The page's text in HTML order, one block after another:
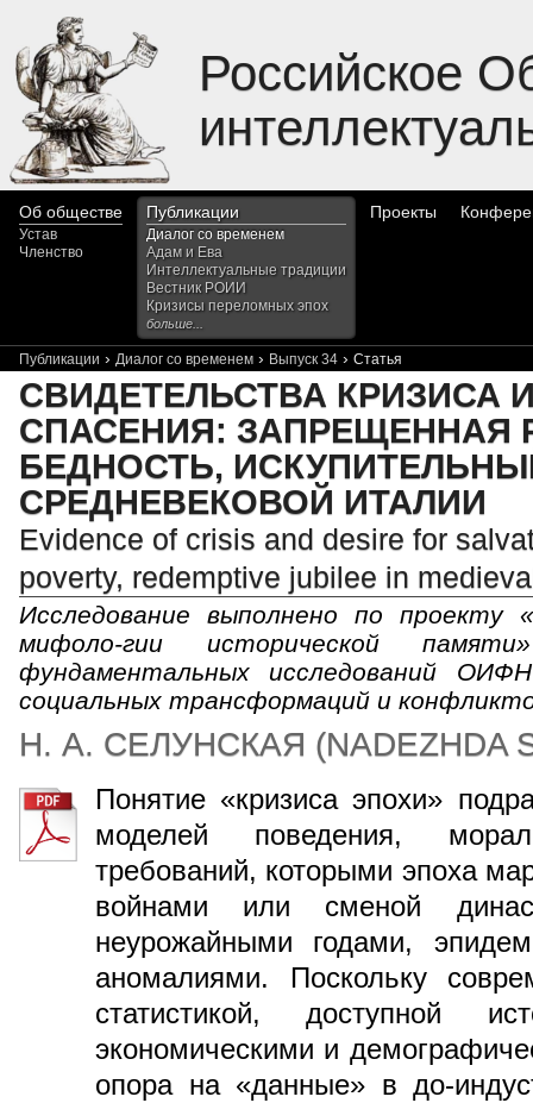
Российское
Об обществе
Устав
Членство
Публикации
Диалог со временем
Адам и Ева
Интеллектуальные традиции
Вестник РОИИ
Кризисы переломных эпох
больше...
Проекты
Публикации › Диалог со временем › Выпуск 34 › Статья
СВИДЕТЕЛЬСТВА КРИЗИСА
СПАСЕНИЯ: ЗАПРЕЩЕННАЯ
БЕДНОСТЬ,
СРЕДНЕВЕКОВОЙ ИТАЛИИ
Evidence of crisis and desire for
poverty, redemptive jubilee in
Исследование выполнено по проекту
мифоло-гии исторической
фундаментальных исследований
социальных трансформаций и
Н. А. СЕЛУНСКАЯ (NADEZHDA
Понятие «кризиса эпохи»
моделей поведения,
требований, которыми эпоха
войнами или сменой
неурожайными годами,
аномалиями. Поскольку
статистикой, доступной
экономическими и
опора на «данные» в до-